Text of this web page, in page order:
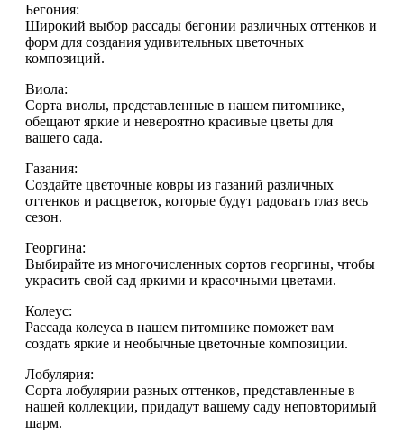
Бегония:
Широкий выбор рассады бегонии различных оттенков и
форм для создания удивительных цветочных
композиций.
Виола:
Сорта виолы, представленные в нашем питомнике,
обещают яркие и невероятно красивые цветы для
вашего сада.
Газания:
Создайте цветочные ковры из газаний различных
оттенков и расцветок, которые будут радовать глаз весь
сезон.
Георгина:
Выбирайте из многочисленных сортов георгины, чтобы
украсить свой сад яркими и красочными цветами.
Колеус:
Рассада колеуса в нашем питомнике поможет вам
создать яркие и необычные цветочные композиции.
Лобулярия:
Сорта лобулярии разных оттенков, представленные в
нашей коллекции, придадут вашему саду неповторимый
шарм.